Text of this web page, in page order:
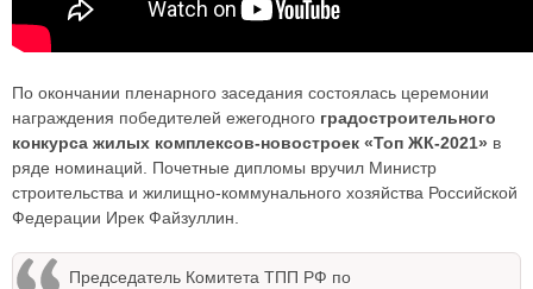
По окончании пленарного заседания состоялась церемонии
награждения победителей ежегодного градостроительного
конкурса жилых комплексов-новостроек «Топ ЖК-2021» в
ряде номинаций. Почетные дипломы вручил Министр
строительства и жилищно-коммунального хозяйства Российской
Федерации Ирек Файзуллин.
Председатель Комитета ТПП РФ по